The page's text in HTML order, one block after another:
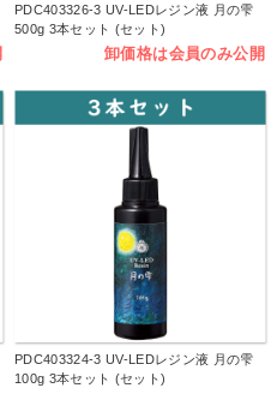
PDC403326-3 UV-LEDレジン液 月の雫
500g 3本セット (セット)
卸価格は会員のみ公開
PDC403324-3 UV-LEDレジン液 月の雫
100g 3本セット (セット)